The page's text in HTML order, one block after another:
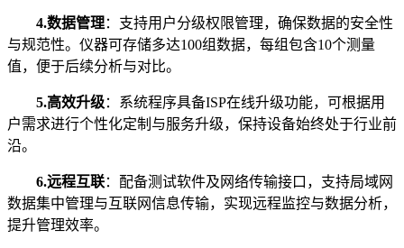
4.数据管理：支持用户分级权限管理，确保数据的安全性
与规范性。仪器可存储多达100组数据，每组包含10个测量
值，便于后续分析与对比。
5.高效升级：系统程序具备ISP在线升级功能，可根据用
户需求进行个性化定制与服务升级，保持设备始终处于行业前
沿。
6.远程互联：配备测试软件及网络传输接口，支持局域网
数据集中管理与互联网信息传输，实现远程监控与数据分析，
提升管理效率。